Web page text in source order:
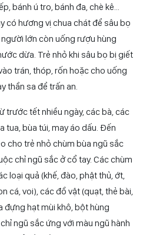
bánh ú tro, bánh đa, chè kê…
có hương vị chua chát để sâu bọ
lớn còn uống rượu hùng
dừa. Trẻ nhỏ khi sâu bọ bị giết
trán, thóp, rốn hoặc cho uống
thần sa để trấn an.
trước tết nhiều ngày, các bà, các
tua, bùa túi, may áo dấu. Đến
cho trẻ nhỏ chùm bùa ngũ sắc
chỉ ngũ sắc ở cổ tay. Các chùm
loại quả (khế, đào, phật thủ, ớt,
cá, voi), các đồ vật (quạt, thẻ bài,
đựng hạt mùi khô, bột hùng
ngũ sắc ứng với màu ngũ hành